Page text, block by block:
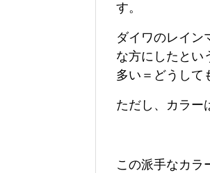
す。
ダイワのレイン
な方にしたとい
多い＝どうして
ただし、カラー
この派手なカラ